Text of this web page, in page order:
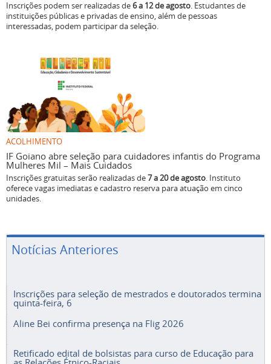
Inscrições podem ser realizadas de6 a 12 de agosto. Estudantes de
instituições públicas e privadas de ensino, além de pessoas
interessadas, podem participar da seleção.
ACOLHIMENTO
IF Goiano abre seleção para cuidadores infantis do Programa
Mulheres Mil – Mais Cuidados
Inscrições gratuitas serão realizadas de7 a 20 de agosto. Instituto
oferece vagas imediatas e cadastro reserva para atuação em cinco
unidades.
Notícias Anteriores
Inscrições para seleção de mestrados e doutorados termina
quinta-feira, 6
Aline Bei confirma presença na Flig 2026
Retificado edital de bolsistas para curso de Educação para